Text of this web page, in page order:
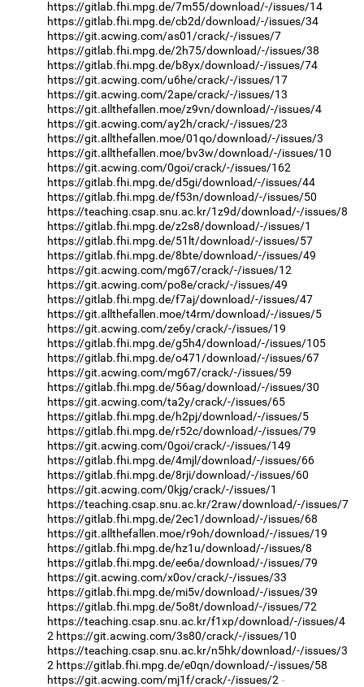
https://gitlab.fhi.mpg.de/7m55/download/-/issues/14
https://gitlab.fhi.mpg.de/cb2d/download/-/issues/34
https://git.acwing.com/as01/crack/-/issues/7
https://gitlab.fhi.mpg.de/2h75/download/-/issues/38
https://gitlab.fhi.mpg.de/b8yx/download/-/issues/74
https://git.acwing.com/u6he/crack/-/issues/17
https://git.acwing.com/2ape/crack/-/issues/13
https://git.allthefallen.moe/z9vn/download/-/issues/4
https://git.acwing.com/ay2h/crack/-/issues/23
https://git.allthefallen.moe/01qo/download/-/issues/3
https://git.allthefallen.moe/bv3w/download/-/issues/10
https://git.acwing.com/0goi/crack/-/issues/162
https://gitlab.fhi.mpg.de/d5gi/download/-/issues/44
https://gitlab.fhi.mpg.de/f53n/download/-/issues/50
https://teaching.csap.snu.ac.kr/1z9d/download/-/issues/8
https://gitlab.fhi.mpg.de/z2s8/download/-/issues/1
https://gitlab.fhi.mpg.de/51lt/download/-/issues/57
https://gitlab.fhi.mpg.de/8bte/download/-/issues/49
https://git.acwing.com/mg67/crack/-/issues/12
https://git.acwing.com/po8e/crack/-/issues/49
https://gitlab.fhi.mpg.de/f7aj/download/-/issues/47
https://git.allthefallen.moe/t4rm/download/-/issues/5
https://git.acwing.com/ze6y/crack/-/issues/19
https://gitlab.fhi.mpg.de/g5h4/download/-/issues/105
https://gitlab.fhi.mpg.de/o471/download/-/issues/67
https://git.acwing.com/mg67/crack/-/issues/59
https://gitlab.fhi.mpg.de/56ag/download/-/issues/30
https://git.acwing.com/ta2y/crack/-/issues/65
https://gitlab.fhi.mpg.de/h2pj/download/-/issues/5
https://gitlab.fhi.mpg.de/r52c/download/-/issues/79
https://git.acwing.com/0goi/crack/-/issues/149
https://gitlab.fhi.mpg.de/4mjl/download/-/issues/66
https://gitlab.fhi.mpg.de/8rji/download/-/issues/60
https://git.acwing.com/0kjg/crack/-/issues/1
https://teaching.csap.snu.ac.kr/2raw/download/-/issues/7
https://gitlab.fhi.mpg.de/2ec1/download/-/issues/68
https://git.allthefallen.moe/r9oh/download/-/issues/19
https://gitlab.fhi.mpg.de/hz1u/download/-/issues/8
https://gitlab.fhi.mpg.de/ee6a/download/-/issues/79
https://git.acwing.com/x0ov/crack/-/issues/33
https://gitlab.fhi.mpg.de/mi5v/download/-/issues/39
https://gitlab.fhi.mpg.de/5o8t/download/-/issues/72
https://teaching.csap.snu.ac.kr/f1xp/download/-/issues/4
2 https://git.acwing.com/3s80/crack/-/issues/10
https://teaching.csap.snu.ac.kr/n5hk/download/-/issues/3
2 https://gitlab.fhi.mpg.de/e0qn/download/-/issues/58
https://git.acwing.com/mj1f/crack/-/issues/2